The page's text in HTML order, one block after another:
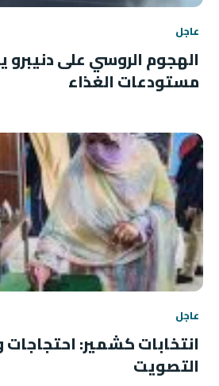
عاجل
الهجوم الروسي على
مستودعات الغذاء
عاجل
انتخابات كشمير:
التصويت